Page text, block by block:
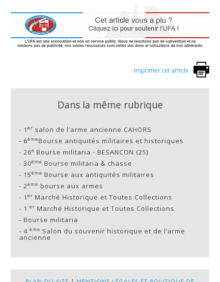
Imprimer cet article
Dans la même rubrique
- 1er salon de l’arme ancienne CAHORS
- 6èmeBourse antiquités militaires et historiques
-26e Bourse militaria - BESANCON (25)
-30ème Bourse militaria & chasse
- 15ème Bourse aux antiquités militaires
-2ème bourse aux armes
- 1er Marché Historique et Toutes Collections
- 1er Marché Historique et Toutes Collections
-Bourse militaria
-4ème Salon du souvenir historique et de l’arme
ancienne